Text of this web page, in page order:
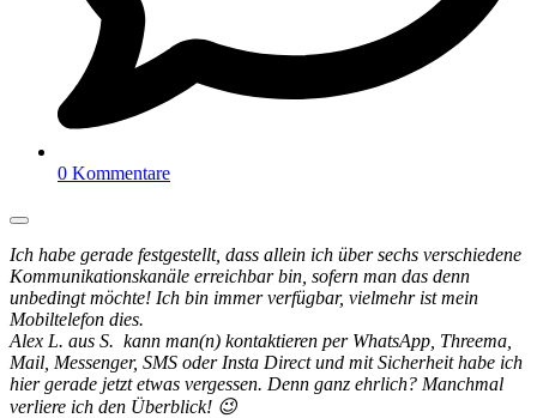
0 Kommentare
Ich habe gerade festgestellt, dass allein ich über sechs verschiedene
Kommunikationskanäle erreichbar bin, sofern man das denn
unbedingt möchte! Ich bin immer verfügbar, vielmehr ist mein
Mobiltelefon dies.
Alex L. aus S. kann man(n) kontaktieren per WhatsApp, Threema,
Mail, Messenger, SMS oder Insta Direct und mit Sicherheit habe ich
hier gerade jetzt etwas vergessen. Denn ganz ehrlich? Manchmal
verliere ich den Überblick! 😉